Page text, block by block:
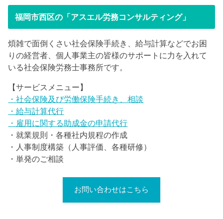
福岡市西区の「アスエル労務コンサルティング」
煩雑で面倒くさい社会保険手続き、給与計算などでお困
りの経営者、個人事業主の皆様のサポートに力を入れて
いる社会保険労務士事務所です。
【サービスメニュー】
・社会保険及び労働保険手続き、相談
・給与計算代行
・雇用に関する助成金の申請代行
・就業規則・各種社内規程の作成
・人事制度構築（人事評価、各種研修）
・単発のご相談
お問い合わせはこちら